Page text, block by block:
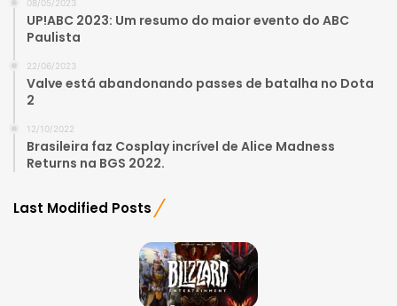
08/05/2023
UP!ABC 2023: Um resumo do maior evento do ABC
Paulista
22/06/2023
Valve está abandonando passes de batalha no Dota
2
12/10/2022
Brasileira faz Cosplay incrível de Alice Madness
Returns na BGS 2022.
Last Modified Posts